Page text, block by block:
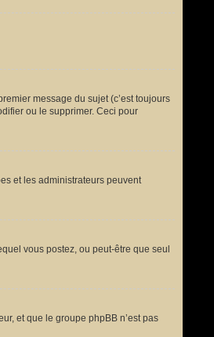
message du sujet (c’est toujours
ou le supprimer. Ceci pour
et les administrateurs peuvent
vous postez, ou peut-être que seul
et que le groupe phpBB n’est pas